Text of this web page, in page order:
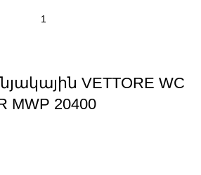
VЕTTORE WC
MWP 20400